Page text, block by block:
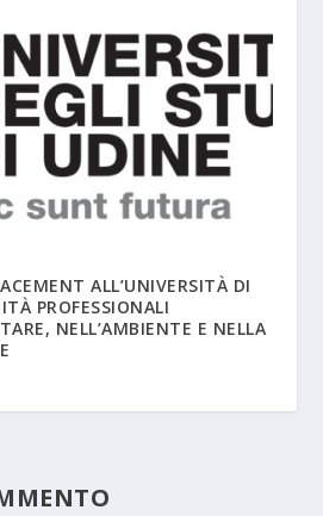
ALL’UNIVERSITÀ DI
PROFESSIONALI
NELL’AMBIENTE E NELLA